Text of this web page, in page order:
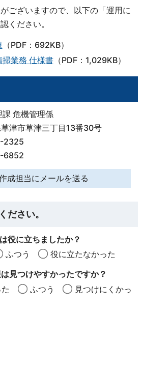
ございますので、以下の「運用に
ください。
（PDF：692KB）
掃業務 仕様書（PDF：1,029KB）
危機管理係
津市草津三丁目13番30号
2325
6852
成担当にメールを送る
ださい。
役に立ちましたか？
ふつう
役に立たなかった
見つけやすかったですか？
ふつう
見つけにくかっ